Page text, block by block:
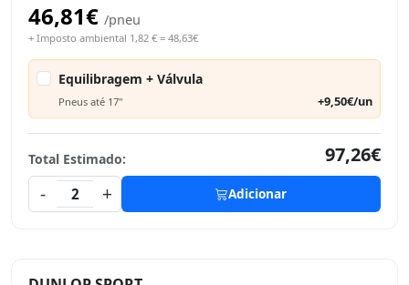
46,81€ /pneu
+ Imposto ambiental 1,82 € = 48,63€
Equilibragem + Válvula
Pneus até 17" +9,50€/un
Total Estimado:
97,26€
-
2 + Adicionar